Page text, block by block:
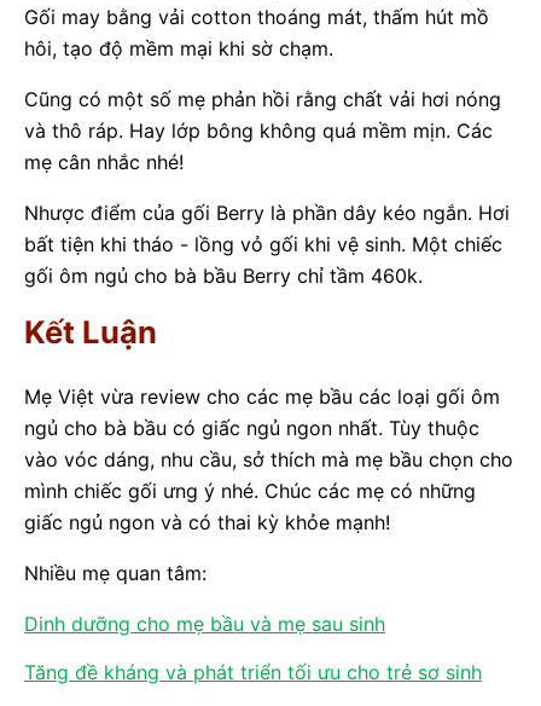
Gối may bằng vải cotton thoáng mát, thấm hút mồ
hôi, tạo độ mềm mại khi sờ chạm.
Cũng có một số mẹ phản hồi rằng chất vải hơi nóng
và thô ráp. Hay lớp bông không quá mềm mịn. Các
mẹ cân nhắc nhé!
Nhược điểm của gối Berry là phần dây kéo ngắn. Hơi
bất tiện khi tháo - lồng vỏ gối khi vệ sinh. Một chiếc
gối ôm ngủ cho bà bầu Berry chỉ tầm 460k.
Kết Luận
Mẹ Việt vừa review cho các mẹ bầu các loại gối ôm
ngủ cho bà bầu có giấc ngủ ngon nhất. Tùy thuộc
vào vóc dáng, nhu cầu, sở thích mà mẹ bầu chọn cho
mình chiếc gối ưng ý nhé. Chúc các mẹ có những
giấc ngủ ngon và có thai kỳ khỏe mạnh!
Nhiều mẹ quan tâm:
Dinh dưỡng cho mẹ bầu và mẹ sau sinh
Tăng đề kháng và phát triển tối ưu cho trẻ sơ sinh